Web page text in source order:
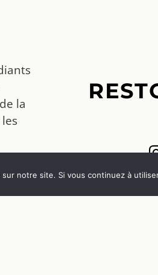
la
notre site. Si vous continuez à